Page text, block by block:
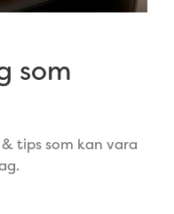
som
tips som kan vara